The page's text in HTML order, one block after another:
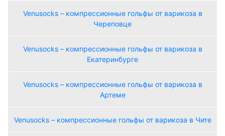
Venusocks – компрессионные гольфы от варикоза в
Череповце
Venusocks – компрессионные гольфы от варикоза в
Екатеринбурге
Venusocks – компрессионные гольфы от варикоза в
Артеме
Venusocks – компрессионные гольфы от варикоза в Чите